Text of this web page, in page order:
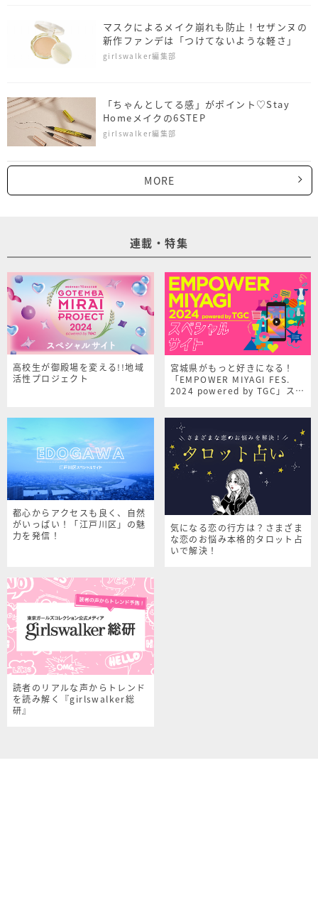
マスクによるメイク崩れも防止！セザンヌの
新作ファンデは「つけてないような軽さ」
girlswalker編集部
「ちゃんとしてる感」がポイント♡Stay
Homeメイクの6STEP
girlswalker編集部
MORE
連載・特集
高校生が御殿場を変える!!地域
活性プロジェクト
宮城県がもっと好きになる！
「EMPOWER MIYAGI FES.
2024 powered by TGC」スペ
都心からアクセスも良く、自然
がいっぱい！「江戸川区」の魅
力を発信！
気になる恋の行方は？さまざま
な恋のお悩み本格的タロット占
いで解決！
読者のリアルな声からトレンド
を読み解く『girlswalker総
研』